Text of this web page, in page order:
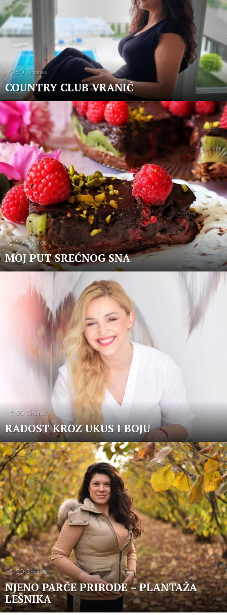
60 Shares
COUNTRY CLUB VRANIĆ
50 Shares
MOJ PUT SREĆNOG SNA
50 Shares
RADOST KROZ UKUS I BOJU
50 Shares
NJENO PARČE PRIRODE – PLANTAŽA
LEŠNIKA